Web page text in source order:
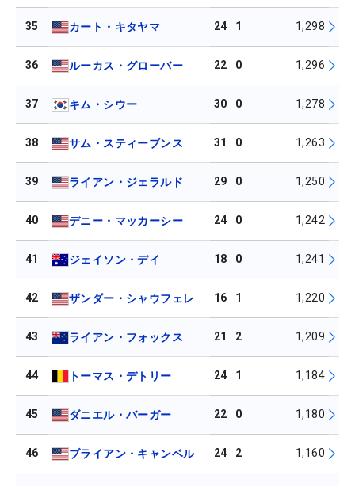
35 カート・キタヤマ 24 1 1,298
36 ルーカス・グローバー 22 0 1,296
37 キム・シウー 30 0 1,278
38 サム・スティーブンス 31 0 1,263
39 ライアン・ジェラルド 29 0 1,250
40 デニー・マッカーシー 24 0 1,242
41 ジェイソン・デイ 18 0 1,241
42 ザンダー・シャウフェレ 16 1 1,220
43 ライアン・フォックス 21 2 1,209
44 トーマス・デトリー 24 1 1,184
45 ダニエル・バーガー 22 0 1,180
46 ブライアン・キャンベル 24 2 1,160